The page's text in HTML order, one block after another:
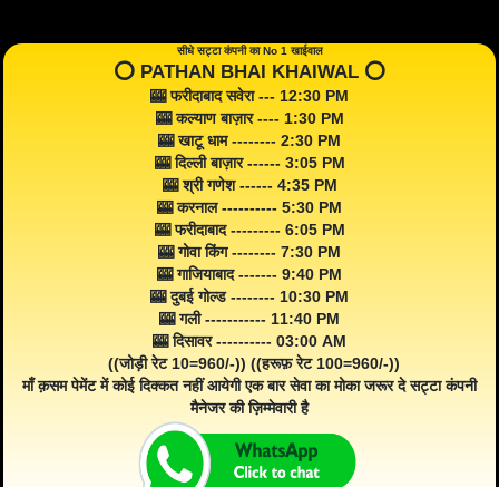
सीधे सट्टा कंपनी का No 1 खाईवाल
⭕️ PATHAN BHAI KHAIWAL ⭕️
🎰 फरीदाबाद सवेरा --- 12:30 PM
🎰 कल्याण बाज़ार ---- 1:30 PM
🎰 खाटू धाम -------- 2:30 PM
🎰 दिल्ली बाज़ार ------ 3:05 PM
🎰 श्री गणेश ------ 4:35 PM
🎰 करनाल ---------- 5:30 PM
🎰 फरीदाबाद --------- 6:05 PM
🎰 गोवा किंग -------- 7:30 PM
🎰 गाजियाबाद ------- 9:40 PM
🎰 दुबई गोल्ड -------- 10:30 PM
🎰 गली ----------- 11:40 PM
🎰 दिसावर ---------- 03:00 AM
((जोड़ी रेट 10=960/-)) ((हरूफ़ रेट 100=960/-))
माँ क़सम पेमेंट में कोई दिक्कत नहीं आयेगी एक बार सेवा का मोका जरूर दे सट्टा कंपनी
मैनेजर की ज़िम्मेवारी है